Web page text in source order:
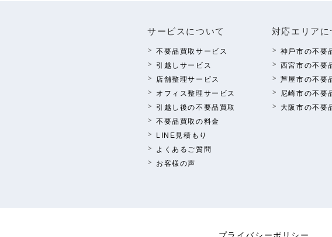
サービスについて
不要品買取サービス
引越しサービス
店舗整理サービス
オフィス整理サービス
引越し後の不要品買取
不要品買取の料⾦
LINE⾒積もり
よくあるご質問
お客様の声
対応エリアに
神⼾市の不要
西宮市の不要
芦屋市の不要
尼崎市の不要
⼤阪市の不要
プライバシーポリシー